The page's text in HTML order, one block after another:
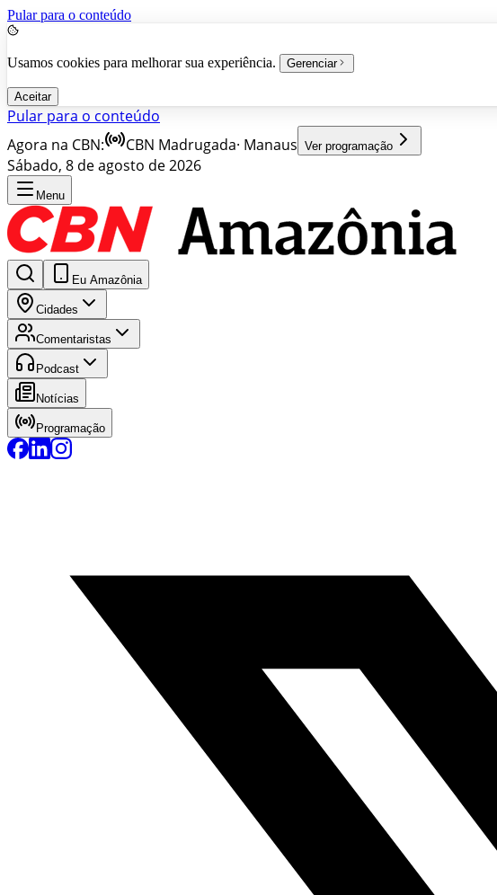
Pular para o conteúdo
Usamos cookies para melhorar sua experiência. Gerenciar
Aceitar
Pular para o conteúdo
Agora na CBN:
CBN Madrugada· Manaus Ver programação
Sábado, 8 de agosto de 2026
Menu
Eu Amazônia
Cidades
Comentaristas
Podcast
Notícias
Programação